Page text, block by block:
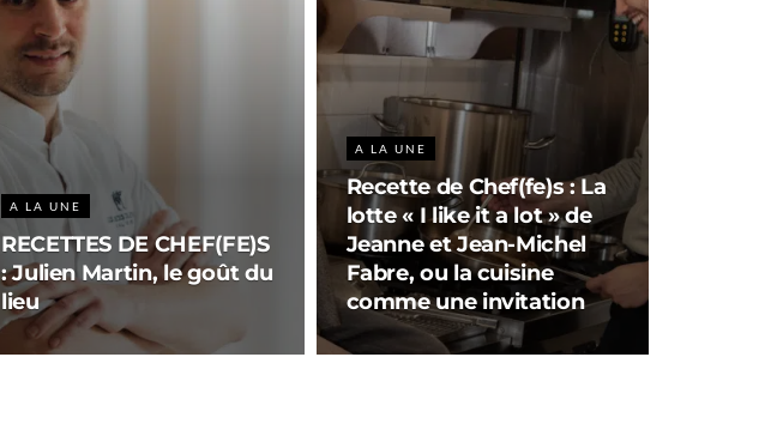
A LA UNE
RECETTES DE CHEF(FE)S
: Julien Martin, le goût du
lieu
A LA UNE
Recette de Chef(fe)s : La
lotte « I like it a lot » de
Jeanne et Jean-Michel
Fabre, ou la cuisine
comme une invitation